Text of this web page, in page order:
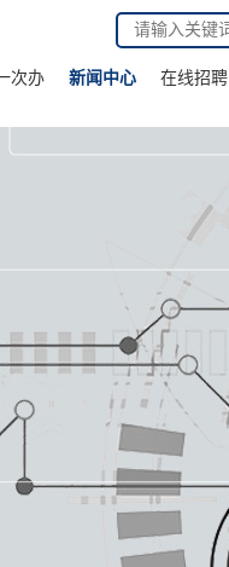
次办 新闻中心 在线招聘